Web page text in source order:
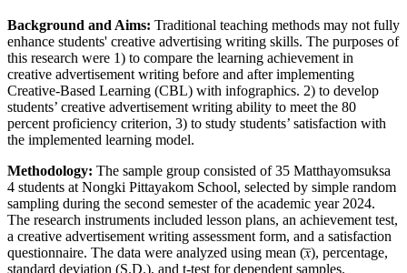
Background and Aims: Traditional teaching methods may not fully
enhance students' creative advertising writing skills. The purposes of
this research were 1) to compare the learning achievement in
creative advertisement writing before and after implementing
Creative-Based Learning (CBL) with infographics. 2) to develop
students’ creative advertisement writing ability to meet the 80
percent proficiency criterion, 3) to study students’ satisfaction with
the implemented learning model.
Methodology: The sample group consisted of 35 Matthayomsuksa
4 students at Nongki Pittayakom School, selected by simple random
sampling during the second semester of the academic year 2024.
The research instruments included lesson plans, an achievement test,
a creative advertisement writing assessment form, and a satisfaction
questionnaire. The data were analyzed using mean (𝑥̅), percentage,
standard deviation (S.D.), and t-test for dependent samples.